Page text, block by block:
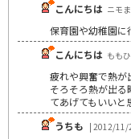
こんにちは ニモ
保育園や幼稚園に
こんにちは もも
疲れや興奮で熱が
そろそろ熱が出
てあげてもいいと
うちも | 2012/11/